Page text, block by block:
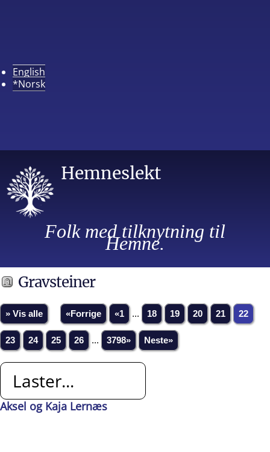
English
*Norsk
Hemneslekt
Folk med tilknytning til
Hemne.
Gravsteiner
» Vis alle «Forrige «1 ... 18 19 20 21 22
23 24 25 26 ... 3798» Neste»
Laster...
Aksel og Kaja Lernæs